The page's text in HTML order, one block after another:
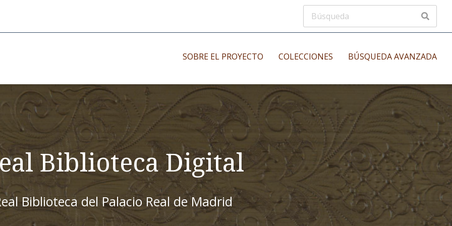
SOBRE EL PROYECTO COLECCIONES
Impresos antiguos
Impresos modernos
Impresos menores
Manuscritos musicales
Incunables
BÚSQUEDA AVANZADA
Biblioteca Digital
Biblioteca del Palacio Real de Madrid